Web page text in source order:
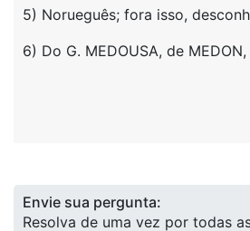
5) Norueguês; fora isso,
6) Do G. MEDOUSA, de MEDON,
Envie sua pergunta:
Resolva de uma vez por todas